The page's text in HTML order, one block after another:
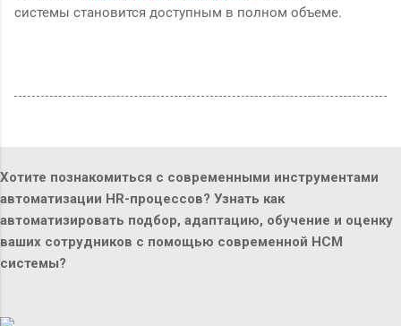
системы становится доступным в полном объеме.
Хотите познакомиться с современными инструментами
автоматизации HR-процессов? Узнать как
автоматизировать подбор, адаптацию, обучение и оценку
ваших сотрудников с помощью современной HCM
системы?